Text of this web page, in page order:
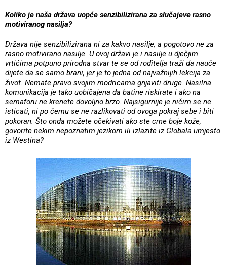
Koliko je naša država uopće senzibilizirana za slučajeve rasno
motiviranog nasilja?
Država nije senzibilizirana ni za kakvo nasilje, a pogotovo ne za
rasno motivirano nasilje. U ovoj državi je i nasilje u dječjim
vrtićima potpuno prirodna stvar te se od roditelja traži da nauče
dijete da se samo brani, jer je to jedna od najvažnijih lekcija za
život. Nemate pravo svojim modricama gnjaviti druge. Nasilna
komunikacija je tako uobičajena da batine riskirate i ako na
semaforu ne krenete dovoljno brzo. Najsigurnije je ničim se ne
isticati, ni po čemu se ne razlikovati od ovoga pokraj sebe i biti
pokoran. Što onda možete očekivati ako ste crne boje kože,
govorite nekim nepoznatim jezikom ili izlazite iz Globala umjesto
iz Westina?